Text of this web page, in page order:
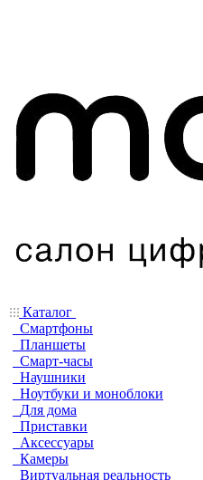
Каталог
Смартфоны
Планшеты
Смарт-часы
Наушники
Ноутбуки и моноблоки
Для дома
Приставки
Аксессуары
Камеры
Виртуальная реальность